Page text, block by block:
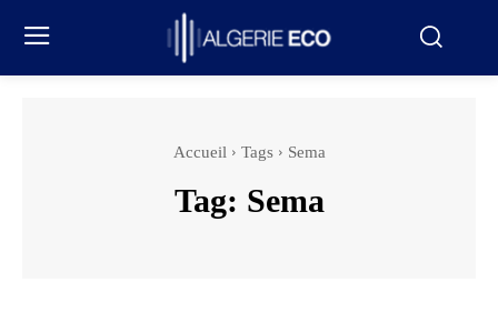
Accueil Tags Sema
Tag: Sema